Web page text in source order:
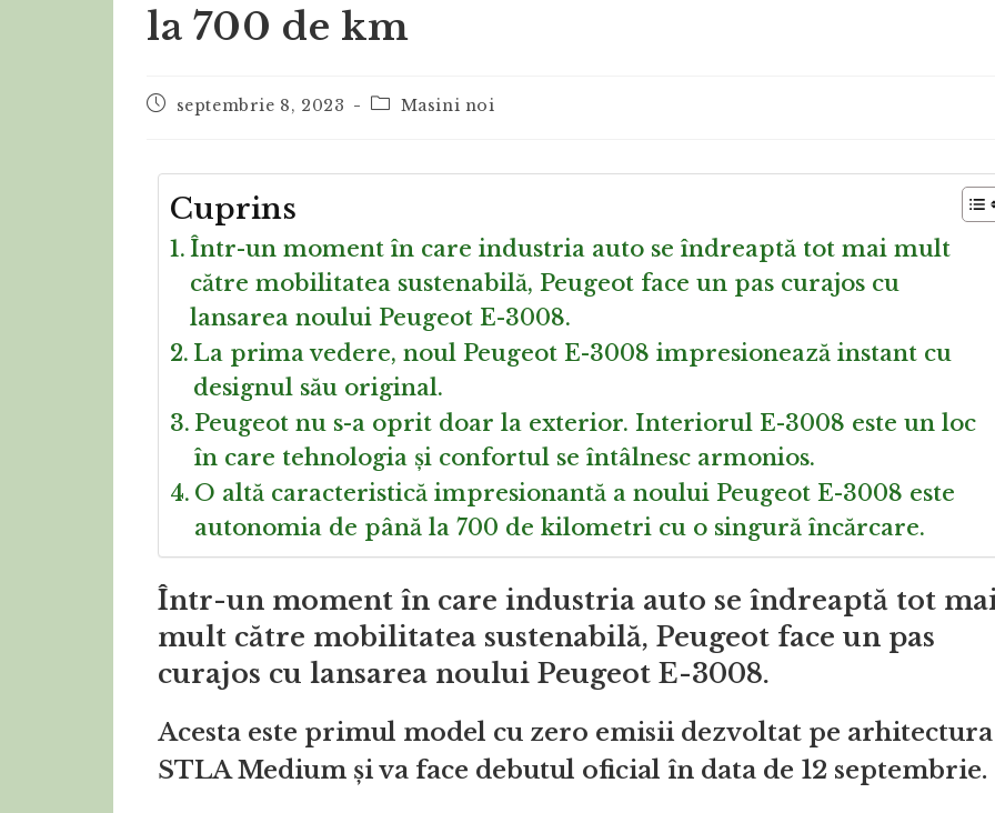
la 700 de km
septembrie 8, 2023 Masini noi
Cuprins
Într-un moment în care industria auto se îndreaptă tot mai mult
către mobilitatea sustenabilă, Peugeot face un pas curajos cu
lansarea noului Peugeot E-3008.
La prima vedere, noul Peugeot E-3008 impresionează instant cu
designul său original.
Peugeot nu s-a oprit doar la exterior. Interiorul E-3008 este un loc
în care tehnologia și confortul se întâlnesc armonios.
O altă caracteristică impresionantă a noului Peugeot E-3008 este
autonomia de până la 700 de kilometri cu o singură încărcare.
Într-un moment în care industria auto se îndreaptă tot
mult către mobilitatea sustenabilă, Peugeot face un pas
curajos cu lansarea noului Peugeot E-3008.
Acesta este primul model cu zero emisii dezvoltat pe arhitectura
STLA Medium și va face debutul oficial în data de 12 septembrie.